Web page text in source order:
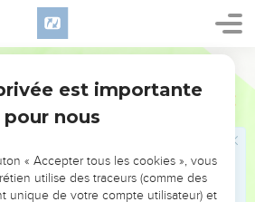
de Dieu
par plus grand que lui, il a juré
je te comblerai de bénédictions
une attente patiente Abraham a
est importante
pour nous
« Accepter tous les cookies », vous
utilise des traceurs (comme des
unique de votre compte utilisateur) et